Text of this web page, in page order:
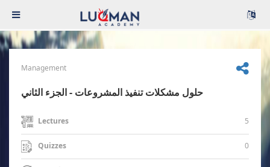
Management
حلول مشكلات تنفيذ المشروعات - الجزء الثاني
Lectures 5
Quizzes 0